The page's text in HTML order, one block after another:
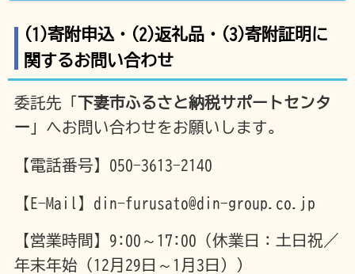
(1)寄附申込・(2)返礼品・(3)寄附証明 に
関するお問い合わせ
委託先「 下妻市ふるさと納税サポートセンタ
ー 」へお問い合わせをお願いします。
【電話番号】050-3613-2140
【E-Mail】din-furusato@din-group.co.jp
【営業時間】9:00～17:00（休業日：土日祝／
年末年始（12月29日～1月3日））